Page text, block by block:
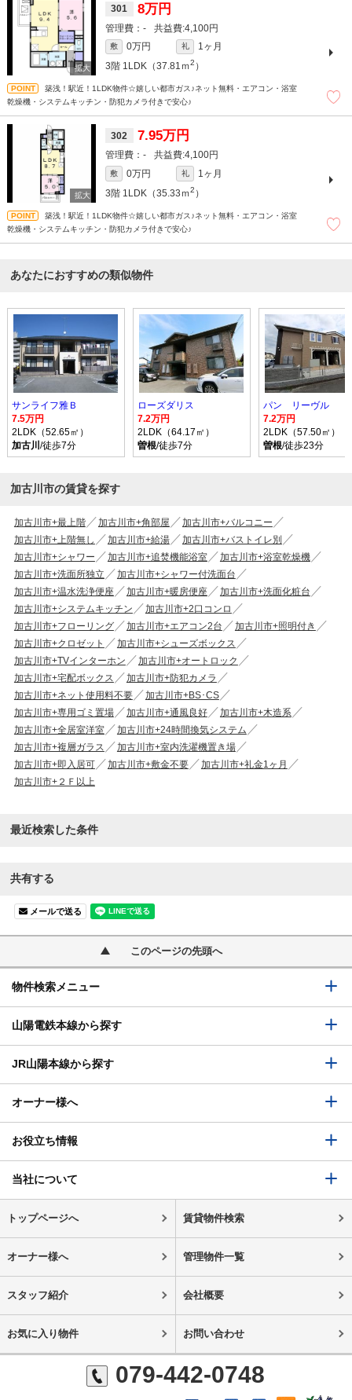
301 8万円
- 4,100円
敷 0万円 礼
1ヶ月
3階 1LDK（37.81ｍ2 ）
築浅！駅近！1LDK物件☆嬉しい都市ガス♪ネット無料・エアコン・浴室
乾燥機・システムキッチン・防犯カメラ付きで安心♪
302 7.95万円
- 4,100円
敷 0万円 礼
1ヶ月
3階 1LDK（35.33ｍ2 ）
築浅！駅近！1LDK物件☆嬉しい都市ガス♪ネット無料・エアコン・浴室
乾燥機・システムキッチン・防犯カメラ付きで安心♪
あなたにおすすめの類似物件
サンライフ雅Ｂ
7.5万円
2LDK（52.65㎡）
加古川 /徒歩7分
ローズダリス
7.2万円
2LDK（64.17㎡）
曽根/徒歩7分
パン リーヴル
7.2万円
2LDK（57.50㎡）
曽根/徒歩23分
加古川市の賃貸を探す
加古川市+最上階 加古川市+角部屋
加古川市+バルコニー
加古川市+上階無し
加古川市+給湯
加古川市+バストイレ別
加古川市+シャワー
加古川市+追焚機能浴室
加古川市+浴室乾燥機
加古川市+洗面所独立
加古川市+シャワー付洗面台
加古川市+温水洗浄便座
加古川市+暖房便座
加古川市+洗面化粧台
加古川市+システムキッチン
加古川市+2口コンロ
加古川市+フローリング
加古川市+エアコン2台
加古川市+照明付き
加古川市+クロゼット
加古川市+シューズボックス
加古川市+TVインターホン
加古川市+オートロック
加古川市+宅配ボックス
加古川市+防犯カメラ
加古川市+ネット使用料不要
加古川市+BS･CS
加古川市+専用ゴミ置場
加古川市+通風良好
加古川市+木造系
加古川市+全居室洋室
加古川市+24時間換気システム
加古川市+複層ガラス
加古川市+室内洗濯機置き場
加古川市+即入居可
加古川市+敷金不要
加古川市+礼金1ヶ月
加古川市+２Ｆ以上
最近検索した条件
共有する
メールで送る
このページの先頭へ
物件検索メニュー
山陽電鉄本線から探す
JR山陽本線から探す
オーナー様へ
お役立ち情報
当社について
トップページへ 賃貸物件検索
オーナー様へ 管理物件一覧
スタッフ紹介 会社概要
お気に入り物件 お問い合わせ
079-442-0748